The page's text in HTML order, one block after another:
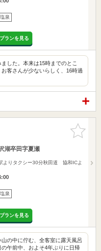
泉
ランを見る
した。本来は15時までのとこ
客さんが少ないらしく、16時過
お気に入
りに追加
湖卒田字夏瀬
よりタクシー30分秋田道 協和ICよ
泉
ランを見る
の中に佇む、全客室に露天風呂
午前中、およそ4年ぶりに日帰